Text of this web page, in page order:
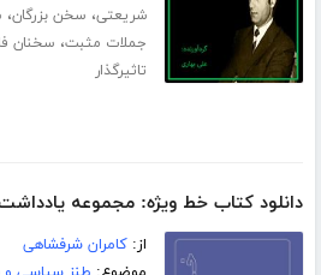
شریعتی، سخن بزرگان،
جملات مثبت، سخنان
تاثیرگذار
دانلود کتاب خط ویژه: مجموعه
از:کامران شرفشاهی